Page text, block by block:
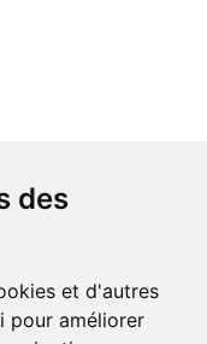
des
et d'autres
pour améliorer